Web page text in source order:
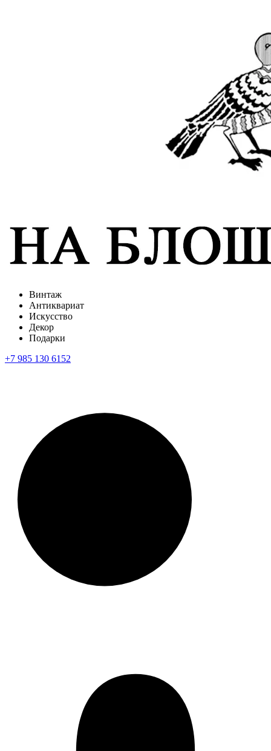
Винтаж
Антиквариат
Искусство
Декор
Подарки
+7 985 130 6152